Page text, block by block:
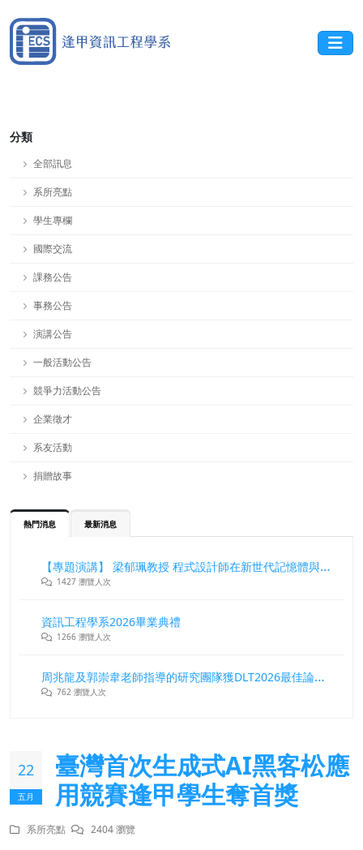
分類
全部訊息
系所亮點
學生專欄
國際交流
課務公告
事務公告
演講公告
一般活動公告
競爭力活動公告
企業徵才
系友活動
捐贈故事
熱門消息 最新消息
【專題演講】 梁郁珮教授 程式設計師在新世代記憶體與儲存系統中的角色與挑戰
1427 瀏覽人次
資訊工程學系2026畢業典禮
1266 瀏覽人次
周兆龍及郭崇韋老師指導的研究團隊獲DLT2026最佳論文獎
762 瀏覽人次
22
五月
臺灣首次生成式AI黑客松應
用競賽逢甲學生奪首獎
系所亮點 2404 瀏覽